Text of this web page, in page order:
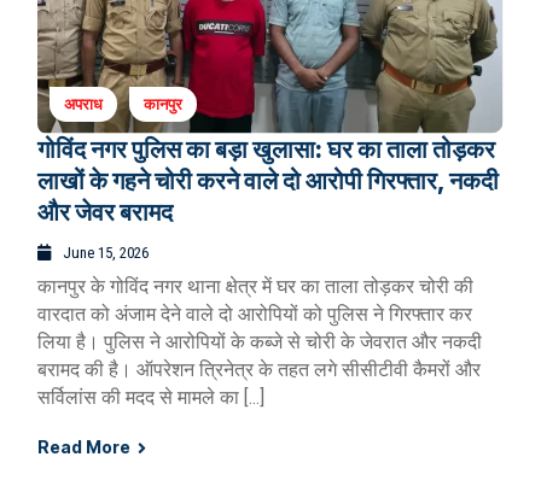
अपराध कानपुर
गोविंद नगर पुलिस का बड़ा खुलासा: घर का ताला तोड़कर
लाखों के गहने चोरी करने वाले दो आरोपी गिरफ्तार, नकदी
और जेवर बरामद
June 15, 2026
कानपुर के गोविंद नगर थाना क्षेत्र में घर का ताला तोड़कर चोरी की
वारदात को अंजाम देने वाले दो आरोपियों को पुलिस ने गिरफ्तार कर
लिया है। पुलिस ने आरोपियों के कब्जे से चोरी के जेवरात और नकदी
बरामद की है। ऑपरेशन त्रिनेत्र के तहत लगे सीसीटीवी कैमरों और
सर्विलांस की मदद से मामले का […]
Read More